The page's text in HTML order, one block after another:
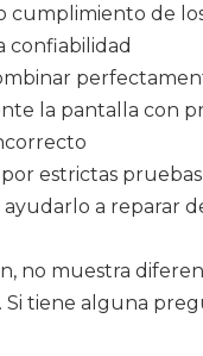
cumplimiento de
confiabilidad
la pantalla con
por estrictas
a reparar
no muestra
Si tiene alguna